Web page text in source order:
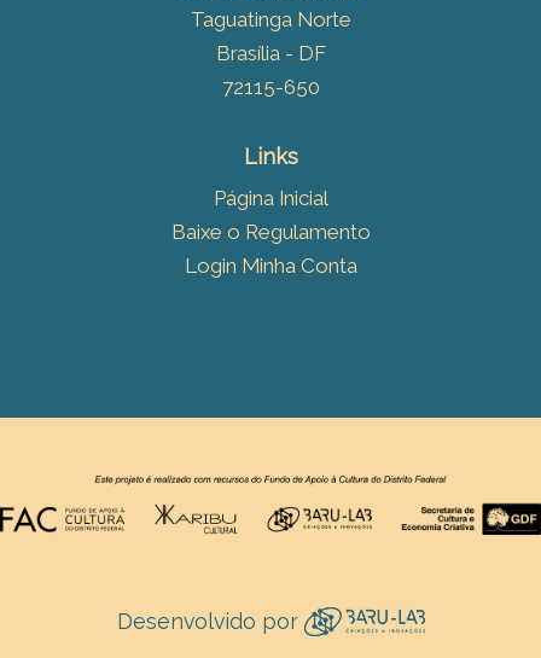
Taguatinga Norte
Brasília - DF
72115-650
Links
Página Inicial
Baixe o Regulamento
Login Minha Conta
Desenvolvido por ‌